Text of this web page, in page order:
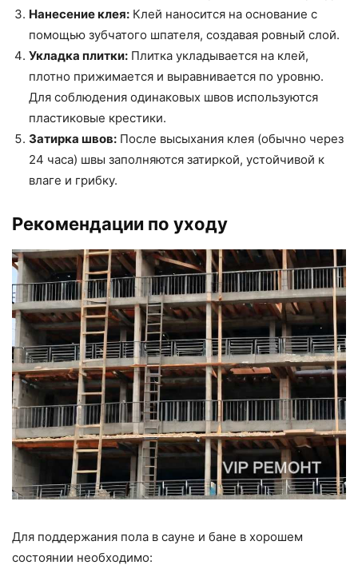
Нанесение клея: Клей наносится на основание с
помощью зубчатого шпателя, создавая ровный слой.
Укладка плитки: Плитка укладывается на клей,
плотно прижимается и выравнивается по уровню.
Для соблюдения одинаковых швов используются
пластиковые крестики.
Затирка швов: После высыхания клея (обычно через
24 часа) швы заполняются затиркой, устойчивой к
влаге и грибку.
Рекомендации по уходу
Для поддержания пола в сауне и бане в хорошем
состоянии необходимо: